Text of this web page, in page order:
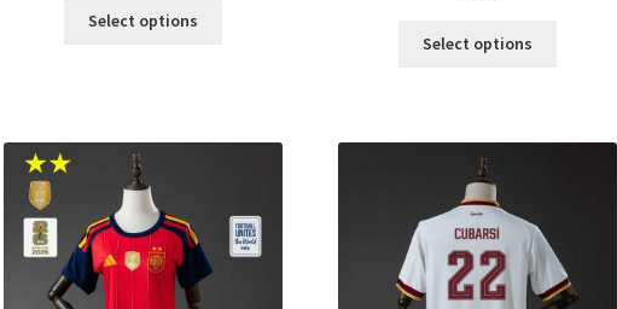
Select options
Možnosti
na
strani
Select options
različic.
strani
izdelka